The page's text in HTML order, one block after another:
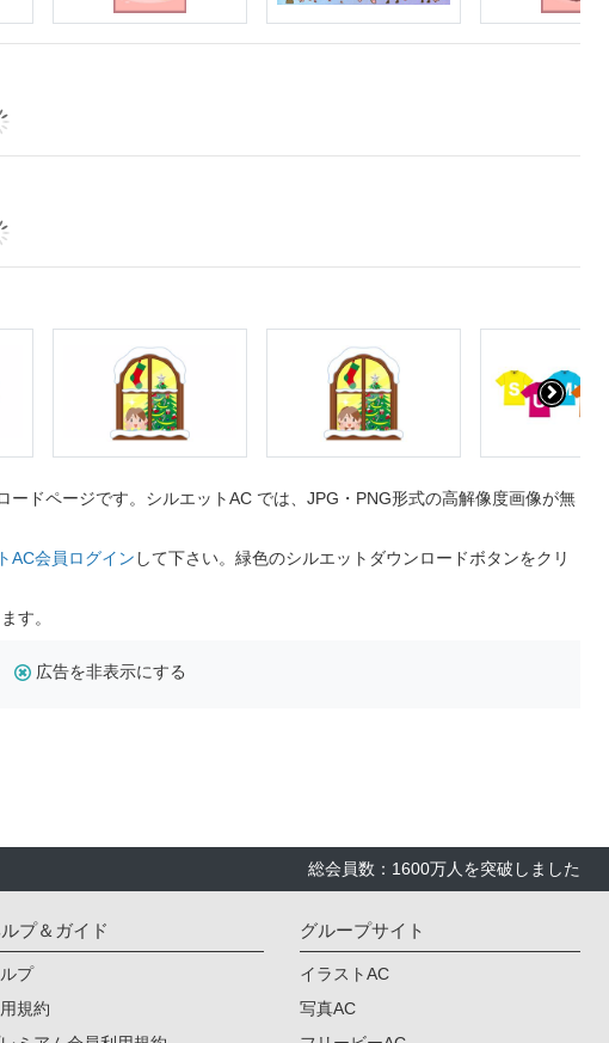
ドページです。シルエットAC では、JPG・PNG形式の高解像度画像が無
AC会員ログイン して下さい。緑色のシルエットダウンロードボタンをクリ
す。
広告を非表示にする
総会員数：1600万人を突破しました
プ＆ガイド
プ
規約
グループサイト
イラストAC
写真AC